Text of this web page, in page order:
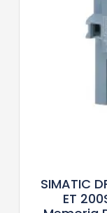
SIMATIC
ET